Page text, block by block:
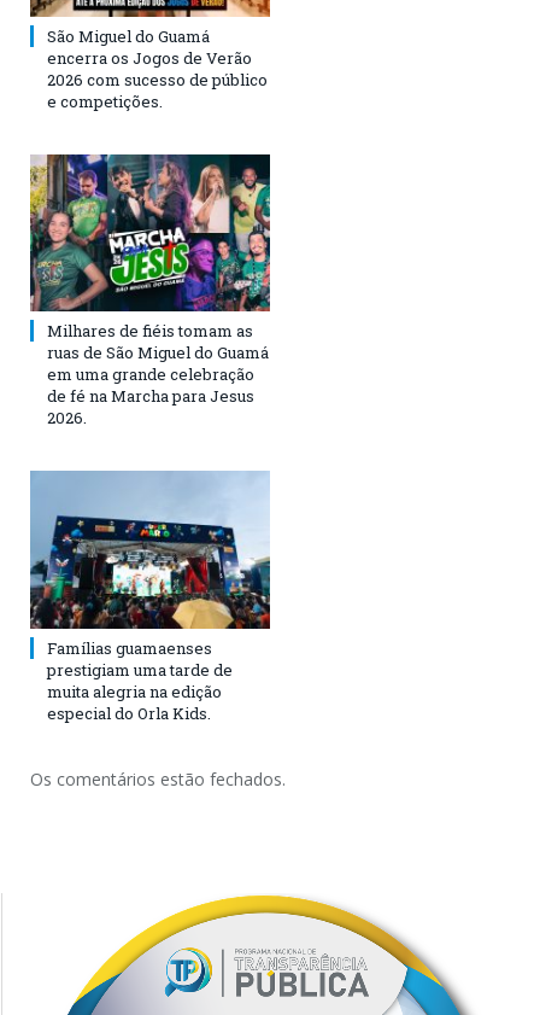
São Miguel do Guamá
encerra os Jogos de Verão
2026 com sucesso de público
e competições.
Milhares de fiéis tomam as
ruas de São Miguel do Guamá
em uma grande celebração
de fé na Marcha para Jesus
2026.
Famílias guamaenses
prestigiam uma tarde de
muita alegria na edição
especial do Orla Kids.
Os comentários estão fechados.